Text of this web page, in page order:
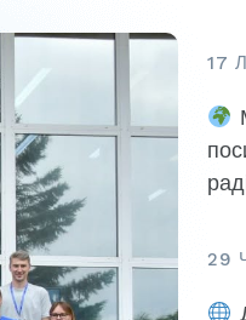
17
29